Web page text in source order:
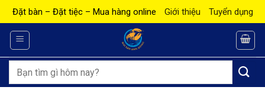
qua
nội
dung
Đặt bàn – Đặt tiệc – Mua hàng online Giới thiệu Tuyển dụng
Tìm
kiếm: